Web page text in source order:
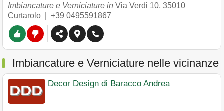
Imbiancature e Verniciature in Via Verdi 10, 35010
Curtarolo
+39 0495591867
Imbiancature e Verniciature nelle vicinanze
Decor Design di Baracco Andrea